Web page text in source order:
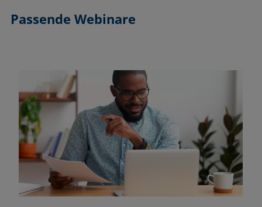
Passende Webinare